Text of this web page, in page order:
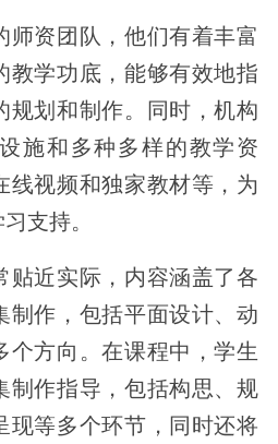
师资团队，他们有着丰富
教学功底，能够有效地指
规划和制作。同时，机构
施和多种多样的教学资
线视频和独家教材等，为
支持。
贴近实际，内容涵盖了各
制作，包括平面设计、动
个方向。在课程中，学生
制作指导，包括构思、规
现等多个环节，同时还将